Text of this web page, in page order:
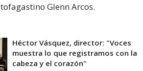
Glenn Arcos.
Héctor Vásquez, director: "Voces
muestra lo que registramos con la
cabeza y el corazón"